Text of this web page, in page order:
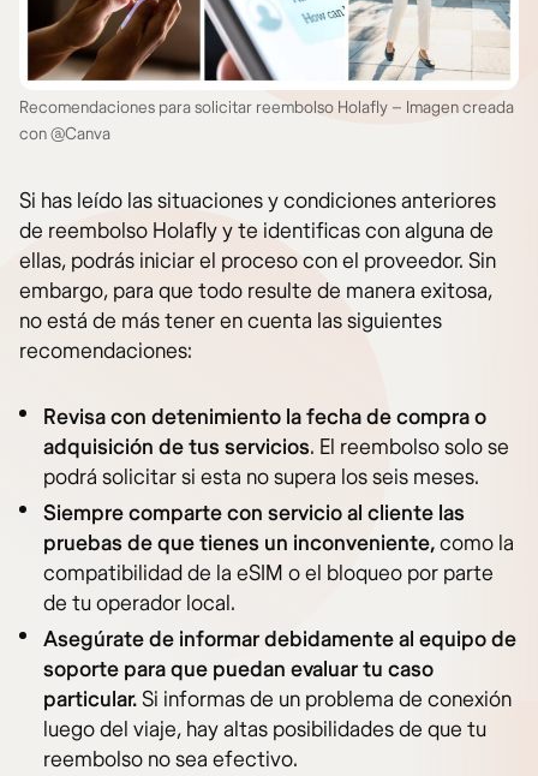
Recomendaciones para solicitar reembolso Holafly – Imagen creada
con @Canva
Si has leído las situaciones y condiciones anteriores
de reembolso Holafly y te identificas con alguna de
ellas, podrás iniciar el proceso con el proveedor. Sin
embargo, para que todo resulte de manera exitosa,
no está de más tener en cuenta las siguientes
recomendaciones:
Revisa con detenimiento la fecha de compra o
adquisición de tus servicios. El reembolso solo se
podrá solicitar si esta no supera los seis meses.
Siempre comparte con servicio al cliente las
pruebas de que tienes un inconveniente,como la
compatibilidad de la eSIM o el bloqueo por parte
de tu operador local.
Asegúrate de informar debidamente al equipo de
soporte para que puedan evaluar tu caso
particular.Si informas de un problema de conexión
luego del viaje, hay altas posibilidades de que tu
reembolso no sea efectivo.